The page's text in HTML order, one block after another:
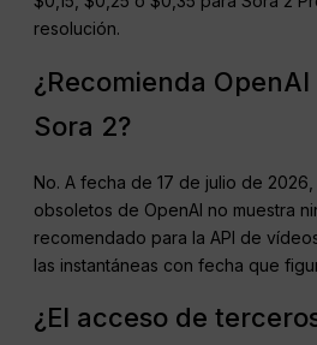
resolución.
¿Recomienda
Sora 2?
No. A fecha de 17 de julio de
obsoletos de OpenAI no muestra
recomendado para la API de
las instantáneas con fecha que
¿El acceso de